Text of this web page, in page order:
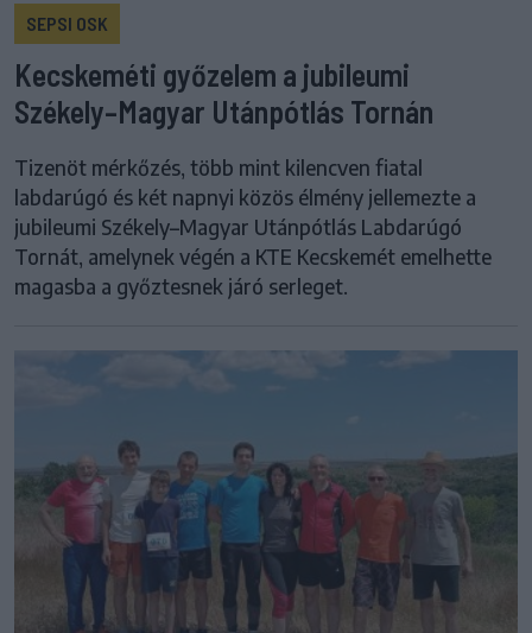
SEPSI OSK
Kecskeméti győzelem a jubileumi
Székely–Magyar Utánpótlás Tornán
Tizenöt mérkőzés, több mint kilencven fiatal
labdarúgó és két napnyi közös élmény jellemezte a
jubileumi Székely–Magyar Utánpótlás Labdarúgó
Tornát, amelynek végén a KTE Kecskemét emelhette
magasba a győztesnek járó serleget.